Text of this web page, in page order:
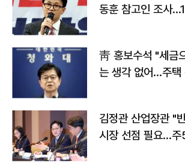
동훈 참고인 조사
靑 홍보수석 "세금
는 생각 없어…주택
김정관 산업장관 "
시장 선점 필요…